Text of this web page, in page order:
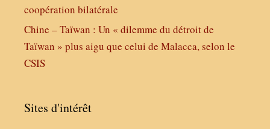
coopération bilatérale
Chine – Taïwan : Un « dilemme du détroit de
Taïwan » plus aigu que celui de Malacca, selon le
CSIS
Sites d'intérêt